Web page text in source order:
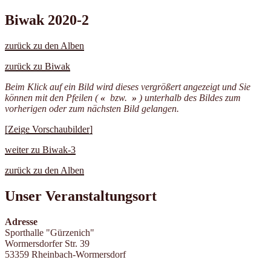
Biwak 2020-2
zurück zu den Alben
zurück zu Biwak
Beim Klick auf ein Bild wird dieses vergrößert angezeigt und Sie
können mit den Pfeilen (« bzw. » ) unterhalb des Bildes zum
vorherigen oder zum nächsten Bild gelangen.
[Zeige Vorschaubilder]
weiter zu Biwak-3
zurück zu den Alben
Unser Veranstaltungsort
Adresse
Sporthalle "Gürzenich"
Wormersdorfer Str. 39
53359 Rheinbach-Wormersdorf